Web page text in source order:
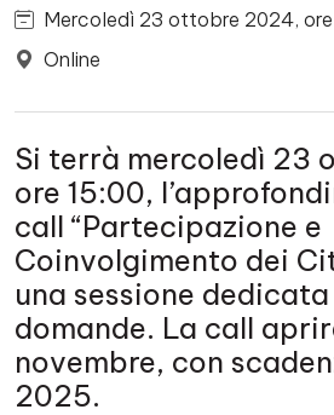
Mercoledì 23 ottobre 2024, ore
Online
Si terrà mercoledì 23
ore 15:00,
call “Partecipazione e
Coinvolgimento dei
una sessione
domande. La call
novembre, con
2025.